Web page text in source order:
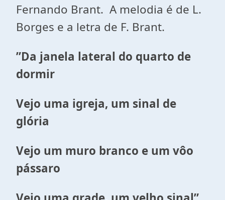
Fernando Brant. A melodia é de L.
Borges e a letra de F. Brant.
”Da janela lateral do quarto de
dormir
Vejo uma igreja, um sinal de
glória
Vejo um muro branco e um vôo
pássaro